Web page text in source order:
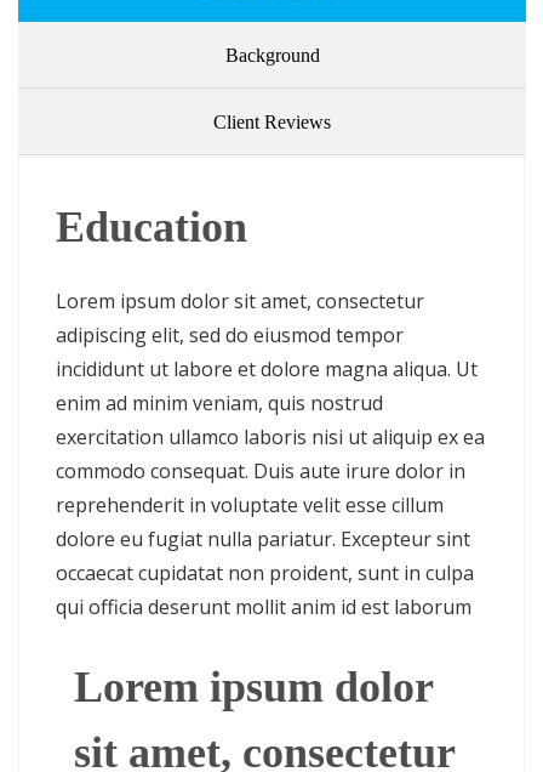
Background
Client Reviews
Education
Lorem ipsum dolor sit amet, consectetur
adipiscing elit, sed do eiusmod tempor
incididunt ut labore et dolore magna aliqua. Ut
enim ad minim veniam, quis nostrud
exercitation ullamco laboris nisi ut aliquip ex ea
commodo consequat. Duis aute irure dolor in
reprehenderit in voluptate velit esse cillum
dolore eu fugiat nulla pariatur. Excepteur sint
occaecat cupidatat non proident, sunt in culpa
qui officia deserunt mollit anim id est laborum
Lorem ipsum dolor
sit amet, consectetur